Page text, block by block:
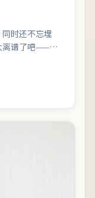
时还不忘埋
离谱了吧——但